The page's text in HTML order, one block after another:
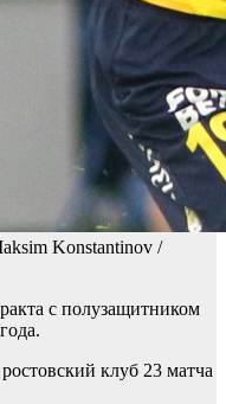
Konstantinov /
с полузащитником
клуб 23 матча